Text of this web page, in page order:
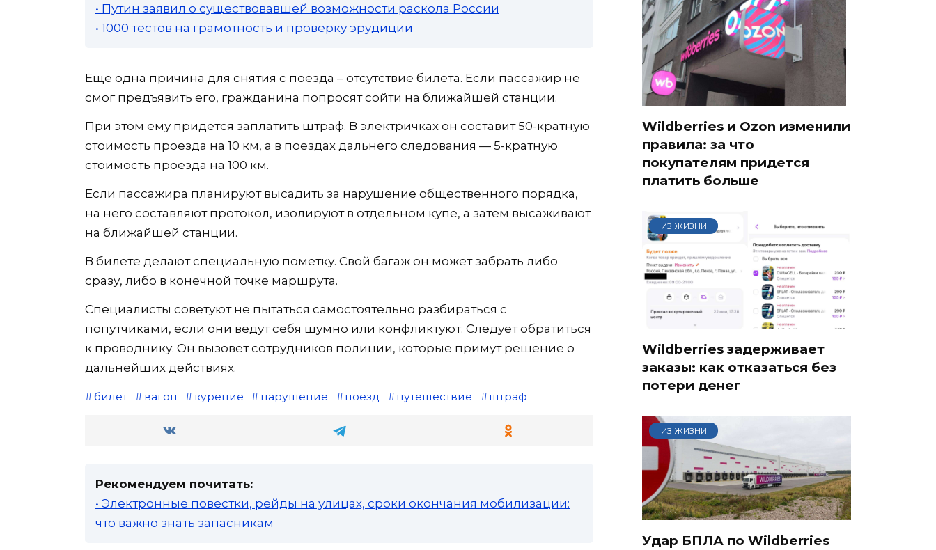
• Путин заявил о существовавшей возможности раскола России
• 1000 тестов на грамотность и проверку эрудиции
Еще одна причина для снятия с поезда – отсутствие билета. Если пассажир не
смог предъявить его, гражданина попросят сойти на ближайшей станции.
При этом ему придется заплатить штраф. В электричках он составит 50-кратную
стоимость проезда на 10 км, а в поездах дальнего следования — 5-кратную
стоимость проезда на 100 км.
Если пассажира планируют высадить за нарушение общественного порядка,
на него составляют протокол, изолируют в отдельном купе, а затем высаживают
на ближайшей станции.
В билете делают специальную пометку. Свой багаж он может забрать либо
сразу, либо в конечной точке маршрута.
Специалисты советуют не пытаться самостоятельно разбираться с
попутчиками, если они ведут себя шумно или конфликтуют. Следует обратиться
к проводнику. Он вызовет сотрудников полиции, которые примут решение о
дальнейших действиях.
билет вагон курение нарушение поезд путешествие штраф
Рекомендуем почитать:
• Электронные повестки, рейды на улицах, сроки окончания мобилизации:
что важно знать запасникам
Wildberries и Ozon изменили
правила: за что
покупателям придется
платить больше
ИЗ ЖИЗНИ
Wildberries задерживает
заказы: как отказаться без
потери денег
ИЗ ЖИЗНИ
Удар БПЛА по Wildberries